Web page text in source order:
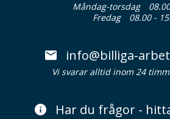
Måndag-torsdag
Fredag
08.00 -
info@billiga-
Vi svarar alltid inom 24
Har du frågor -